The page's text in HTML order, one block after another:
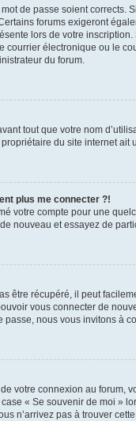
de passe soient
forums exigeront
lors de votre
électronique ou le
du forum.
tout que votre nom
du site internet ait
plus me connecter ?!
votre compte pour une
nouveau et essayez de
être récupéré, il peut
vous connecter de
nous vous invitons à
votre connexion au
« Se souvenir de moi »
n’arrivez pas à trouver